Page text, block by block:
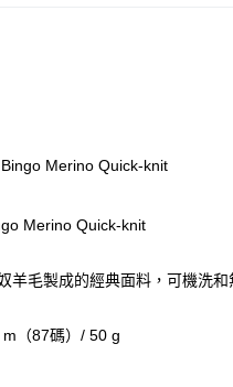
Merino Quick-knit
Merino Quick-knit
羊毛製成的經典面料，可機洗和
（87碼）/ 50 g